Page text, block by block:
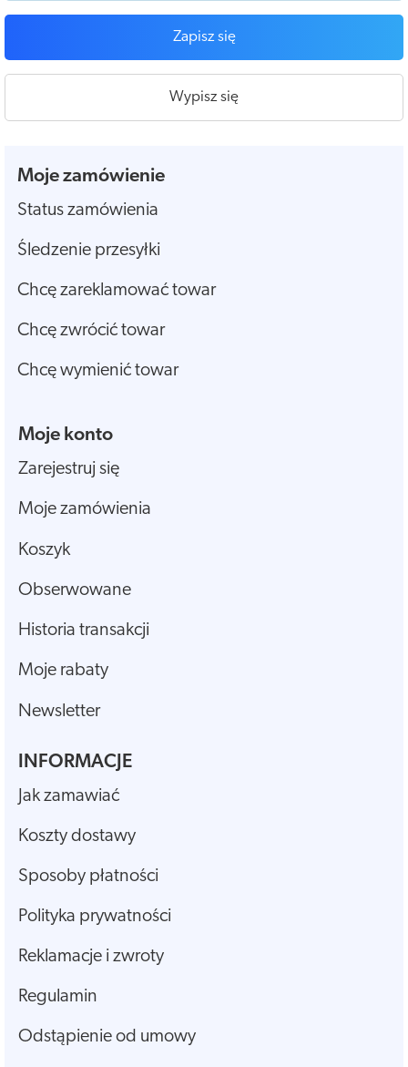
Zapisz się
Wypisz się
Moje zamówienie
Status zamówienia
Śledzenie przesyłki
Chcę zareklamować towar
Chcę zwrócić towar
Chcę wymienić towar
Moje konto
Zarejestruj się
Moje zamówienia
Koszyk
Obserwowane
Historia transakcji
Moje rabaty
Newsletter
INFORMACJE
Jak zamawiać
Koszty dostawy
Sposoby płatności
Polityka prywatności
Reklamacje i zwroty
Regulamin
Odstąpienie od umowy